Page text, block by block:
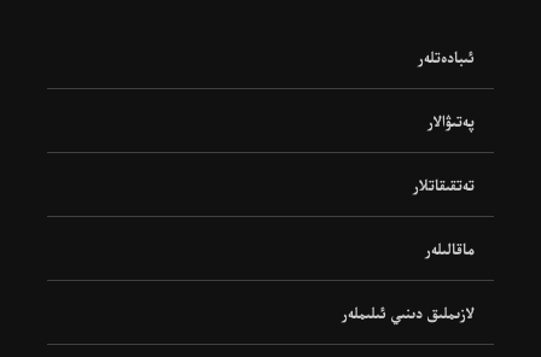
ئىبادەتلەر
پەتىۋالار
تەتقىقاتلار
ماقالىلەر
لازىملىق دىنىي ئىلىملەر